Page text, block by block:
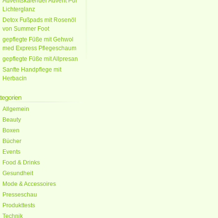
Lichterglanz
Detox Fußpads mit Rosenöl
von Summer Foot
gepflegte Füße mit Gehwol
med Express Pflegeschaum
gepflegte Füße mit Allpresan
Sanfte Handpflege mit
Herbacin
Allgemein
Beauty
Boxen
Bücher
Events
Food & Drinks
Gesundheit
Mode & Accessoires
Presseschau
Produkttests
Technik